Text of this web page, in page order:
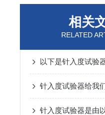
相关
RELATED
针入度试验器是由